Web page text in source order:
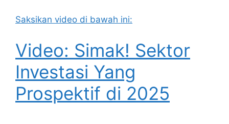
Saksikan video di bawah ini:
Video: Simak! Sektor
Investasi Yang
Prospektif di 2025